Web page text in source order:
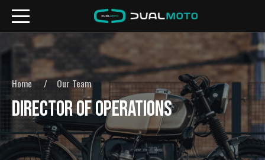
Home Our Team
DIRECTOR OF OPERATIONS